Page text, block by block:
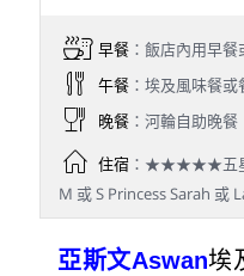
早餐：飯店內用早餐
午餐：埃及風味餐或
晚餐：河輪自助晚餐
住宿：★★★★★五星
M 或 S Princess Sarah 或
亞斯文Aswan埃